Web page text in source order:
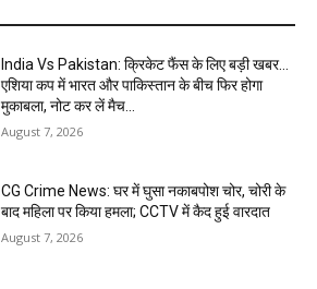
India Vs Pakistan: क्रिकेट फैंस के लिए बड़ी खबर…
एशिया कप में भारत और पाकिस्तान के बीच फिर होगा
मुकाबला, नोट कर लें मैच...
August 7, 2026
CG Crime News: घर में घुसा नकाबपोश चोर, चोरी के
बाद महिला पर किया हमला; CCTV में कैद हुई वारदात
August 7, 2026